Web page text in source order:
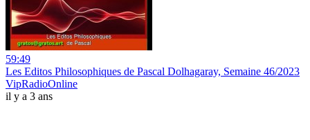
59:49
Les Editos Philosophiques de Pascal Dolhagaray, Semaine 46/2023
VipRadioOnline
il y a 3 ans